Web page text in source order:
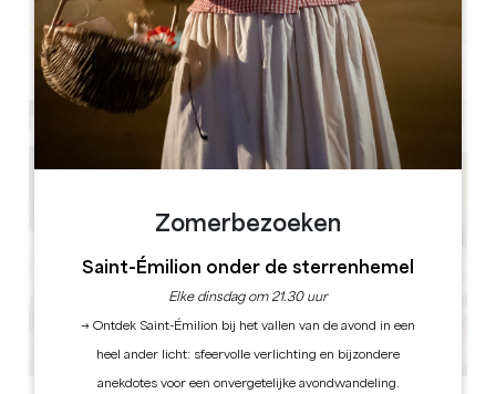
Zomerbezoeken
Saint-Émilion onder de sterrenhemel
Elke dinsdag om 21.30 uur
→ Ontdek Saint-Émilion bij het vallen van de avond in een
heel ander licht: sfeervolle verlichting en bijzondere
anekdotes voor een onvergetelijke avondwandeling.